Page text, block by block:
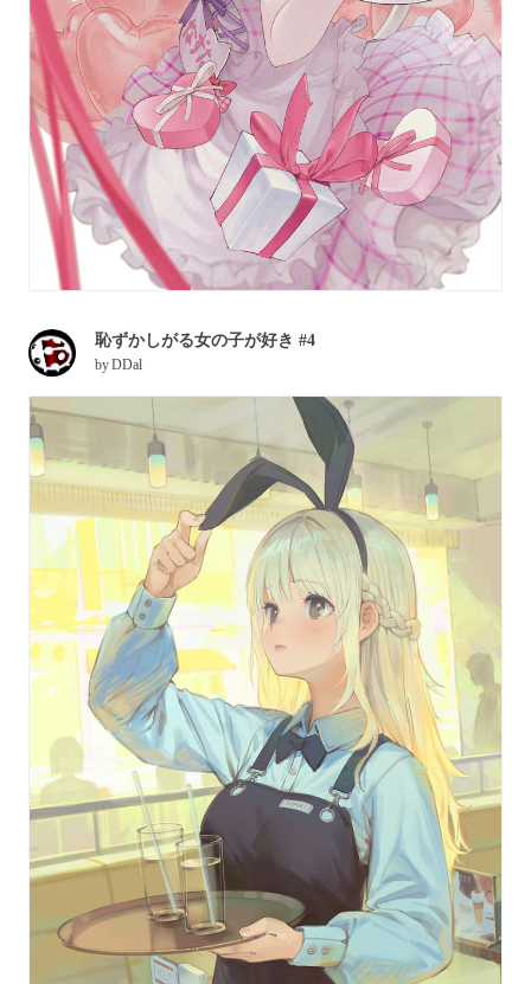
恥ずかしがる女の子が好き #4
byDDal